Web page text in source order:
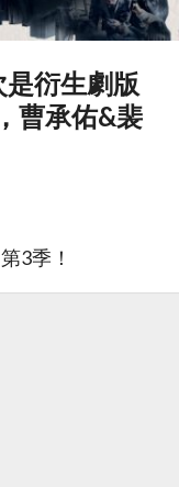
是衍生劇版
曹承佑&裴
3季！